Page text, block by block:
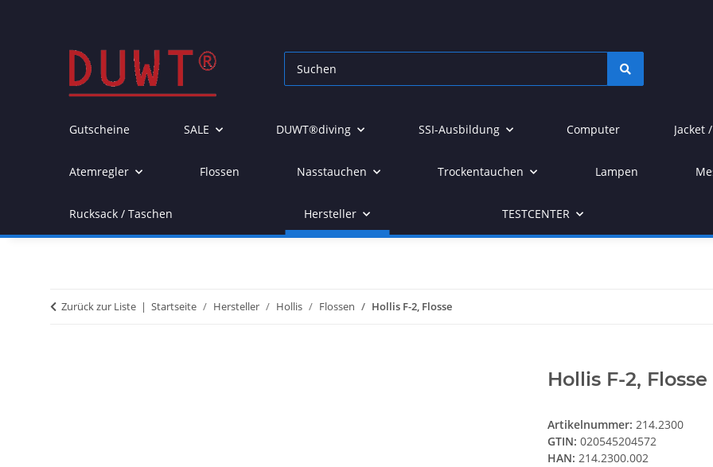
Gutscheine SALE DUWT®diving SSI-Ausbildung Computer Jacket
Atemregler Flossen Nasstauchen Trockentauchen Lampen
Rucksack / Taschen Hersteller TESTCENTER
Zurück zur Liste Startseite Hersteller Hollis Flossen Hollis F-2, Flosse
Hollis F-2, Flosse
Artikelnummer: 214.2300
GTIN: 020545204572
HAN: 214.2300.002